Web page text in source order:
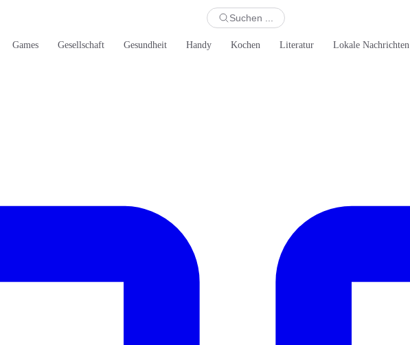
Suchen ...
Games Gesellschaft Gesundheit Handy Kochen Literatur Lokale Nachrichten